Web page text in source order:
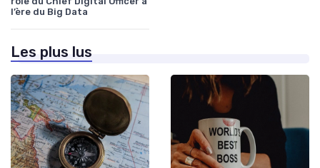
l’ère du Big Data
Les plus lus